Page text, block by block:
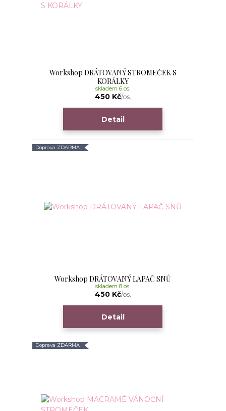
Workshop DRÁTOVANÝ STROMEČEK S
KORÁLKY
450 Kč/os.
skladem 6 os.
Detail
Doprava ZDARMA
Workshop DRÁTOVANÝ LAPAČ SNŮ
450 Kč/os.
skladem 8 os.
Detail
Doprava ZDARMA